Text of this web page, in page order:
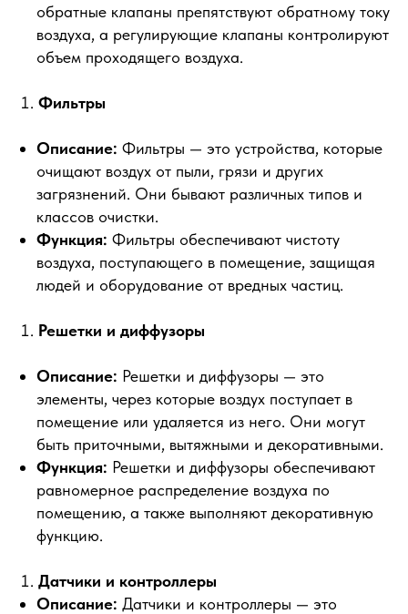
обратные клапаны препятствуют обратному току
воздуха, а регулирующие клапаны контролируют
объем проходящего воздуха.
Фильтры
Описание: Фильтры — это устройства, которые
очищают воздух от пыли, грязи и других
загрязнений. Они бывают различных типов и
классов очистки.
Функция: Фильтры обеспечивают чистоту
воздуха, поступающего в помещение, защищая
людей и оборудование от вредных частиц.
Решетки и диффузоры
Описание: Решетки и диффузоры — это
элементы, через которые воздух поступает в
помещение или удаляется из него. Они могут
быть приточными, вытяжными и декоративными.
Функция: Решетки и диффузоры обеспечивают
равномерное распределение воздуха по
помещению, а также выполняют декоративную
функцию.
Датчики и контроллеры
Описание: Датчики и контроллеры — это